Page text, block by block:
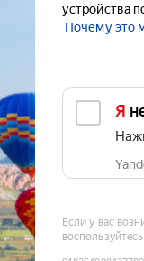
устройства
Почему это
Я
Если у вас
воспользуйтесь